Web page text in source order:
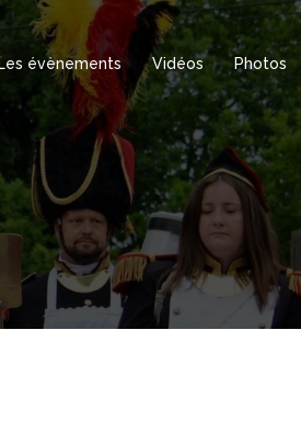
évènements Vidéos Photos